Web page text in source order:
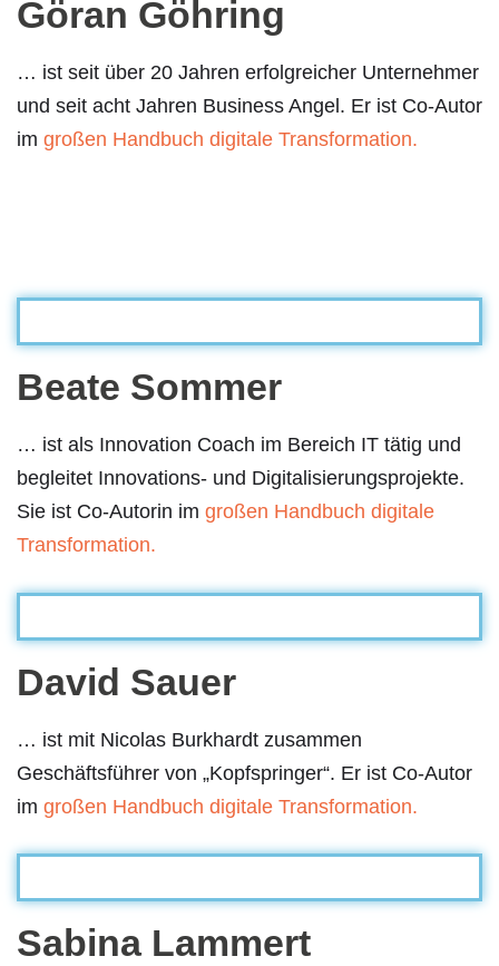
Göran Göhring
… ist seit über 20 Jahren erfolgreicher Unternehmer
und seit acht Jahren Business Angel. Er ist Co-Autor
im großen Handbuch digitale Transformation.
Beate Sommer
… ist als Innovation Coach im Bereich IT tätig und
begleitet Innovations- und Digitalisierungsprojekte.
Sie ist Co-Autorin im großen Handbuch digitale
Transformation.
David Sauer
… ist mit Nicolas Burkhardt zusammen
Geschäftsführer von „Kopfspringer“. Er ist Co-Autor
im großen Handbuch digitale Transformation.
Sabina Lammert